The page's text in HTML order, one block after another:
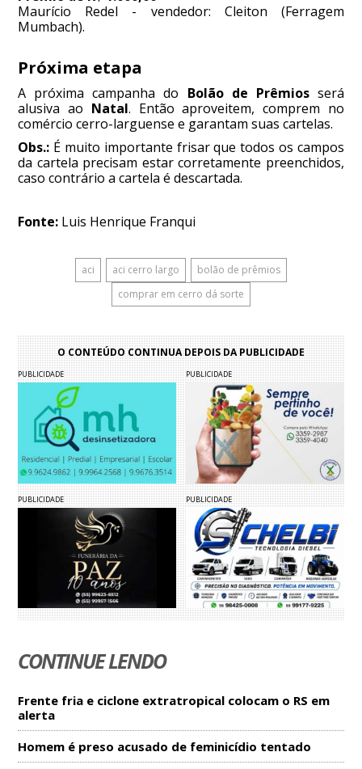
Maurício Redel - vendedor: Cleiton (Ferragem
Mumbach).
Próxima etapa
A próxima campanha do Bolão de Prêmiosserá
alusiva ao Natal. Então aproveitem, comprem no
comércio cerro-larguense e garantam suas cartelas.
Obs.: É muito importante frisar que todos os campos
da cartela precisam estar corretamente preenchidos,
caso contrário a cartela é descartada.
Fonte: Luis Henrique Franqui
aci aci cerro largo
bolão de prêmios
comprar em cerro dá sorte
O CONTEÚDO CONTINUA DEPOIS DA PUBLICIDADE
PUBLICIDADE PUBLICIDADE
PUBLICIDADE PUBLICIDADE
CONTINUE LENDO
Frente fria e ciclone extratropical colocam o RS em
alerta
Homem é preso acusado de feminicídio tentado